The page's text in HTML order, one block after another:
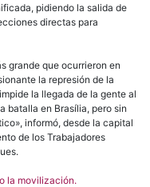
pidiendo la salida de
directas para
grande que ocurrieron en
la represión de la
la llegada de la gente al
batalla en Brasília, pero sin
informó, desde la capital
de los Trabajadores
la movilización.